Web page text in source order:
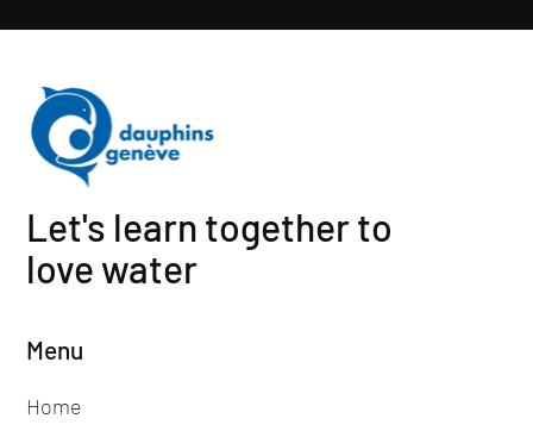
Let's learn together to
love water
Menu
Home